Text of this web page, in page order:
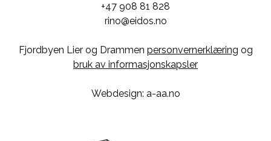
+47 908 81 828
rino@eidos.no
Fjordbyen Lier og Drammen personvernerklæring og
bruk av informasjonskapsler
Webdesign: a-aa.no